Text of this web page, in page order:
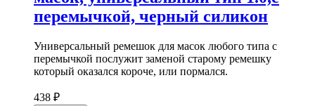
перемычкой, черный силикон
Универсальный ремешок для масок любого типа с
перемычкой послужит заменой старому ремешку
который оказался короче, или пормался.
438 ₽